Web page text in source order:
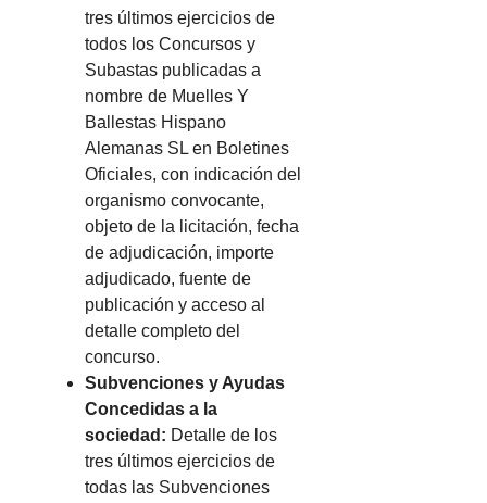
tres últimos ejercicios de
todos los Concursos y
Subastas publicadas a
nombre de Muelles Y
Ballestas Hispano
Alemanas SL en Boletines
Oficiales, con indicación del
organismo convocante,
objeto de la licitación, fecha
de adjudicación, importe
adjudicado, fuente de
publicación y acceso al
detalle completo del
concurso.
Subvenciones y Ayudas
Concedidas a la
sociedad: Detalle de los
tres últimos ejercicios de
todas las Subvenciones